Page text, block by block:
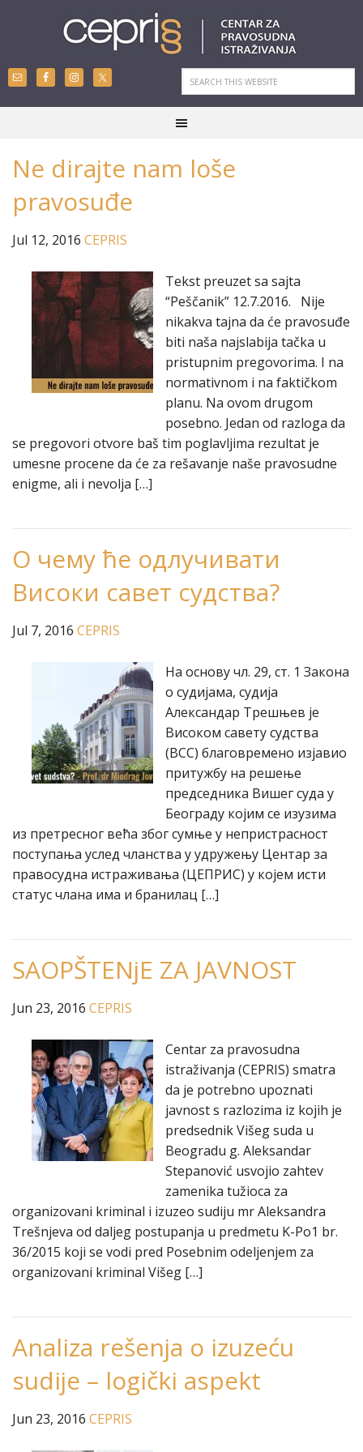
Ne dirajte nam loše
pravosuđe
Jul 12, 2016 CEPRIS
Tekst preuzet sa sajta
“Peščanik” 12.7.2016. Nije
nikakva tajna da će pravosuđe
biti naša najslabija tačka u
pristupnim pregovorima. I na
normativnom i na faktičkom
planu. Na ovom drugom
posebno. Jedan od razloga da
se pregovori otvore baš tim poglavljima rezultat je
umesne procene da će za rešavanje naše pravosudne
enigme, ali i nevolja […]
О чему ће одлучивати
Високи савет судства?
Jul 7, 2016 CEPRIS
На основу чл. 29, ст. 1 Закона
о судијама, судија
Александар Трешњев је
Високом савету судства
(ВСС) благовремено изјавио
притужбу на решење
председника Вишег суда у
Београду којим се изузима
из претресног већа због сумње у непристрасност
поступања услед чланства у удружењу Центар за
правосудна истраживања (ЦЕПРИС) у којем исти
статус члана има и бранилац […]
SAOPŠTENjE ZA JAVNOST
Jun 23, 2016 CEPRIS
Centar za pravosudna
istraživanja (CEPRIS) smatra
da je potrebno upoznati
javnost s razlozima iz kojih je
predsednik Višeg suda u
Beogradu g. Aleksandar
Stepanović usvojio zahtev
zamenika tužioca za
organizovani kriminal i izuzeo sudiju mr Aleksandra
Trešnjeva od daljeg postupanja u predmetu K-Po1 br.
36/2015 koji se vodi pred Posebnim odeljenjem za
organizovani kriminal Višeg […]
Analiza rešenja o izuzeću
sudije – logički aspekt
Jun 23, 2016 CEPRIS